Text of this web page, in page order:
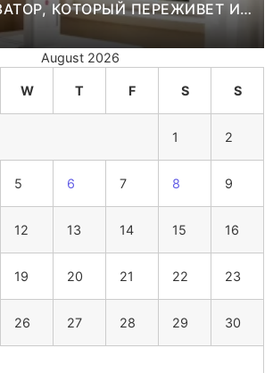
КОТОРЫЙ ПЕРЕЖИВЕТ И
И ЖАРКОЕ ЛЕТО
August 2026
W T F S S
1 2
5 6 7 8 9
12 13 14 15 16
19 20 21 22 23
26 27 28 29 30